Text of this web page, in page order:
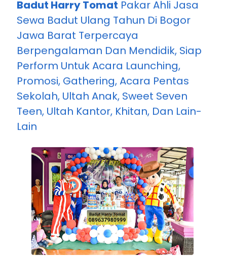
Badut Harry Tomat Pakar Ahli Jasa
Sewa Badut Ulang Tahun Di Bogor
Jawa Barat Terpercaya
Berpengalaman Dan Mendidik, Siap
Perform Untuk Acara Launching,
Promosi, Gathering, Acara Pentas
Sekolah, Ultah Anak, Sweet Seven
Teen, Ultah Kantor, Khitan, Dan Lain-
Lain